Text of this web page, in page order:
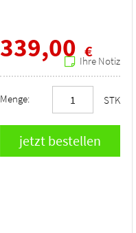
339,00 €
Ihre Notiz
Menge: STK